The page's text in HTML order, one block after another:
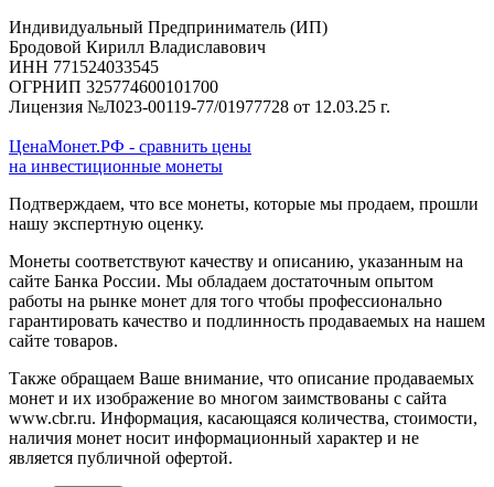
Индивидуальный Предприниматель (ИП)
Бродовой Кирилл Владиславович
ИНН 771524033545
ОГРНИП 325774600101700
Лицензия №Л023-00119-77/01977728 от 12.03.25 г.
ЦенаМонет.РФ - сравнить цены
на инвестиционные монеты
Подтверждаем, что все монеты, которые мы продаем, прошли
нашу экспертную оценку.
Монеты соответствуют качеству и описанию, указанным на
сайте Банка России. Мы обладаем достаточным опытом
работы на рынке монет для того чтобы профессионально
гарантировать качество и подлинность продаваемых на нашем
сайте товаров.
Также обращаем Ваше внимание, что описание продаваемых
монет и их изображение во многом заимствованы с сайта
www.cbr.ru. Информация, касающаяся количества, стоимости,
наличия монет носит информационный характер и не
является публичной офертой.